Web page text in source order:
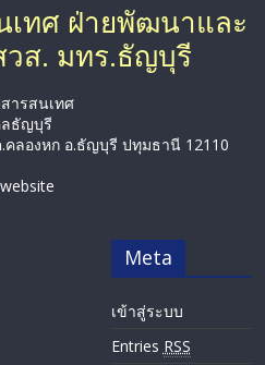
เทศ ฝ่ายพัฒนาและ
วส. มทร.ธัญบุรี
ารสนเทศ
ลธัญบุรี
ลองหก อ.ธัญบุรี ปทุมธานี 12110
Meta
เข้าสู่ระบบ
Entries RSS